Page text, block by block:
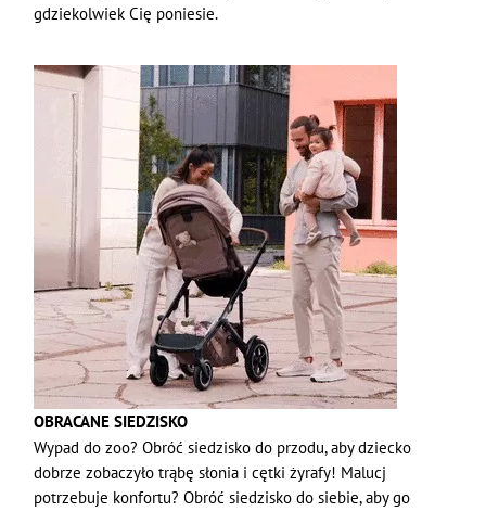
gdziekolwiek Cię poniesie.
OBRACANE SIEDZISKO
Wypad do zoo? Obróć siedzisko do przodu, aby dziecko
dobrze zobaczyło trąbę słonia i cętki żyrafy! Malucj
potrzebuje konfortu? Obróć siedzisko do siebie, aby go